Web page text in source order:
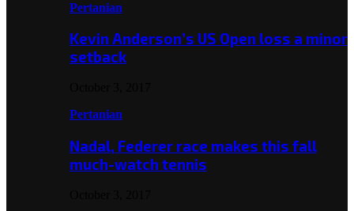
Pertanian
Kevin Anderson’s US Open loss a minor
setback
Pertanian
Nadal, Federer race makes this fall
much-watch tennis